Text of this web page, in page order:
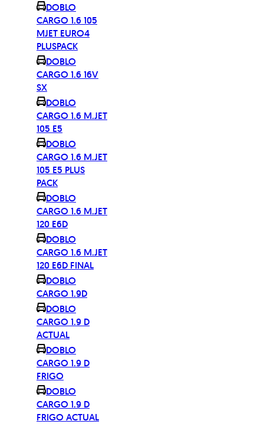
DOBLO
CARGO 1.6 105
MJET EURO4
PLUSPACK
DOBLO
CARGO 1.6 16V
SX
DOBLO
CARGO 1.6 M.JET
105 E5
DOBLO
CARGO 1.6 M.JET
105 E5 PLUS
PACK
DOBLO
CARGO 1.6 M.JET
120 E6D
DOBLO
CARGO 1.6 M.JET
120 E6D FINAL
DOBLO
CARGO 1.9D
DOBLO
CARGO 1.9 D
ACTUAL
DOBLO
CARGO 1.9 D
FRIGO
DOBLO
CARGO 1.9 D
FRIGO ACTUAL